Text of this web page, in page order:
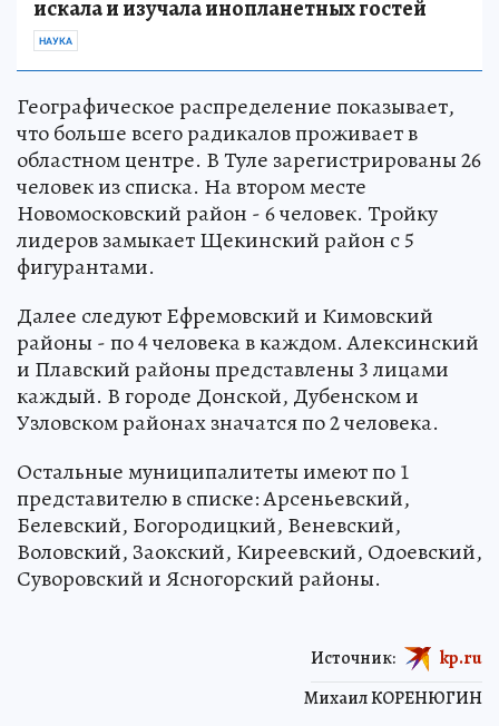
искала и изучала инопланетных гостей
НАУКА
Географическое распределение показывает,
что больше всего радикалов проживает в
областном центре. В Туле зарегистрированы 26
человек из списка. На втором месте
Новомосковский район - 6 человек. Тройку
лидеров замыкает Щекинский район с 5
фигурантами.
Далее следуют Ефремовский и Кимовский
районы - по 4 человека в каждом. Алексинский
и Плавский районы представлены 3 лицами
каждый. В городе Донской, Дубенском и
Узловском районах значатся по 2 человека.
Остальные муниципалитеты имеют по 1
представителю в списке: Арсеньевский,
Белевский, Богородицкий, Веневский,
Воловский, Заокский, Киреевский, Одоевский,
Суворовский и Ясногорский районы.
Михаил КОРЕНЮГИН
Источник: kp.ru